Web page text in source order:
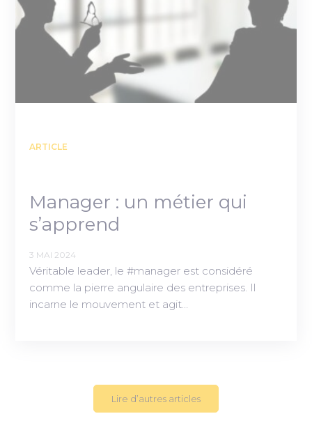
ARTICLE
Manager : un métier qui
s’apprend
3 MAI 2024
Véritable leader, le #manager est considéré
comme la pierre angulaire des entreprises. Il
incarne le mouvement et agit…
Lire d’autres articles